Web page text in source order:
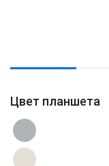
Цвет планшета